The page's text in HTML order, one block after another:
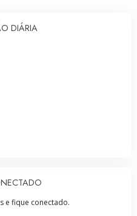
DIÁRIA
e fique conectado.